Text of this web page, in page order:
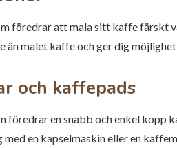
föredrar att mala sitt kaffe färskt
än malet kaffe och ger dig
och kaffepads
föredrar en snabb och enkel
med en kapselmaskin eller en